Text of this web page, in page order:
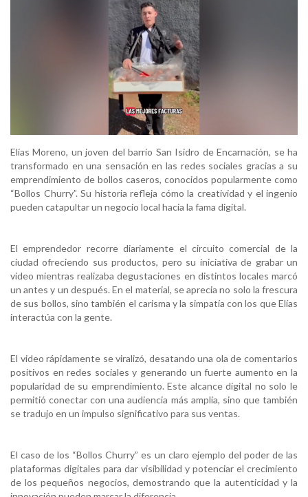
Elías Moreno, un joven del barrio San Isidro de Encarnación, se ha
transformado en una sensación en las redes sociales gracias a su
emprendimiento de bollos caseros, conocidos popularmente como
“Bollos Churry”. Su historia refleja cómo la creatividad y el ingenio
pueden catapultar un negocio local hacia la fama digital.
El emprendedor recorre diariamente el circuito comercial de la
ciudad ofreciendo sus productos, pero su iniciativa de grabar un
video mientras realizaba degustaciones en distintos locales marcó
un antes y un después. En el material, se aprecia no solo la frescura
de sus bollos, sino también el carisma y la simpatía con los que Elías
interactúa con la gente.
El video rápidamente se viralizó, desatando una ola de comentarios
positivos en redes sociales y generando un fuerte aumento en la
popularidad de su emprendimiento. Este alcance digital no solo le
permitió conectar con una audiencia más amplia, sino que también
se tradujo en un impulso significativo para sus ventas.
El caso de los “Bollos Churry” es un claro ejemplo del poder de las
plataformas digitales para dar visibilidad y potenciar el crecimiento
de los pequeños negocios, demostrando que la autenticidad y la